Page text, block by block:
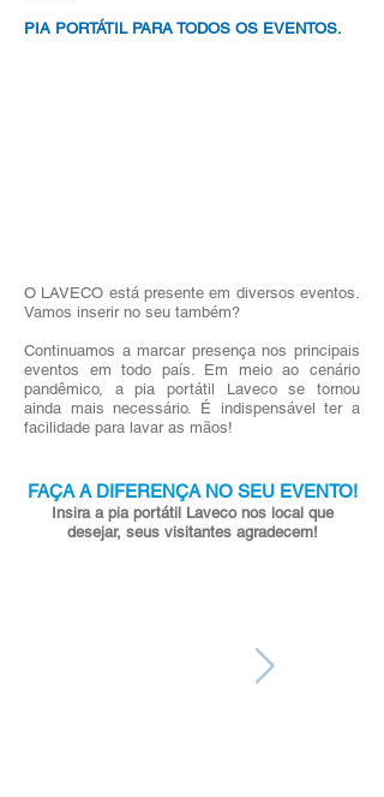
PIA PORTÁTIL PARA TODOS OS EVENTOS.
O LAVECO está presente em diversos eventos.
Vamos inserir no seu também?
Continuamos a marcar presença nos principais
eventos em todo país. Em meio ao cenário
pandêmico, a pia portátil Laveco se tornou
ainda mais necessário. É indispensável ter a
facilidade para lavar as mãos!
FAÇA A DIFERENÇA NO SEU EVENTO!
Insira a pia portátil Laveco nos local que
desejar, seus visitantes agradecem!